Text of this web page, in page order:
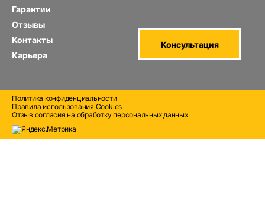
Гарантии
Отзывы
Контакты
Карьера
Консультация
Политика конфиденциальности
Правила использования Cооkies
Отзыв согласия на обработку персональных данных